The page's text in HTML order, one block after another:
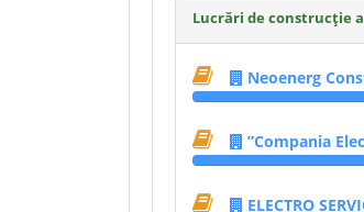
Lucrări de construcție
Neoenerg
”Compania
ELECTRO